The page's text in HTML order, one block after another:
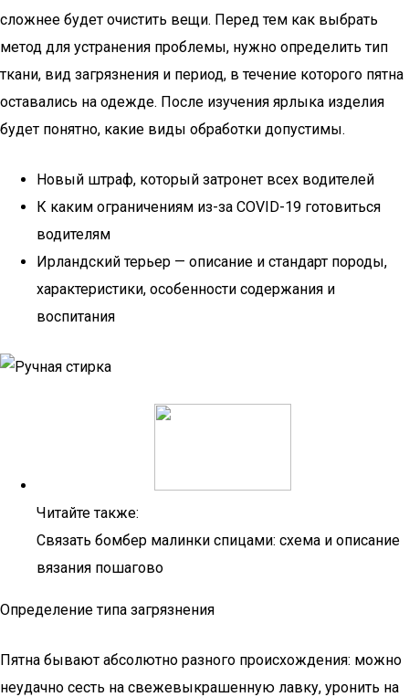
сложнее будет очистить вещи. Перед тем как выбрать
метод для устранения проблемы, нужно определить тип
ткани, вид загрязнения и период, в течение которого пятна
оставались на одежде. После изучения ярлыка изделия
будет понятно, какие виды обработки допустимы.
Новый штраф, который затронет всех водителей
К каким ограничениям из-за COVID-19 готовиться
водителям
Ирландский терьер — описание и стандарт породы,
характеристики, особенности содержания и
воспитания
Читайте также:
Связать бомбер малинки спицами: схема и описание
вязания пошагово
Определение типа загрязнения
Пятна бывают абсолютно разного происхождения: можно
неудачно сесть на свежевыкрашенную лавку, уронить на